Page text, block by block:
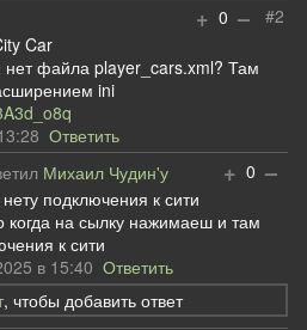
#2
+ 0 –
Car
нет файла player_cars.xml? Там
ini
Ответить
+ 0 –
Михаил Чудин'у
подключения к сити
когда на сылку нажимаеш и там
к сити
в 15:40 Ответить
, чтобы добавить ответ